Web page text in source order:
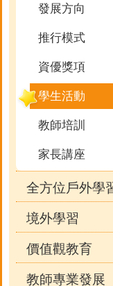
發展方向
推行模式
資優獎項
學生活動
教師培訓
家長講座
全方位戶外學
境外學習
價值觀教育
教師專業發展